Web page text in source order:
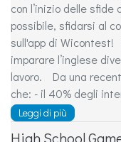
con l’inizio delle
possibile, sfidarsi al
sull'app di Wicontest!
imparare l’inglese
lavoro. Da una
che: - il 40% degli
Leggi di più
High School